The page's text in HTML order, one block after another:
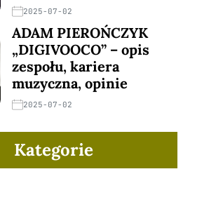
2025-07-02
ADAM PIEROŃCZYK
„DIGIVOOCO” – opis
zespołu, kariera
muzyczna, opinie
2025-07-02
Kategorie